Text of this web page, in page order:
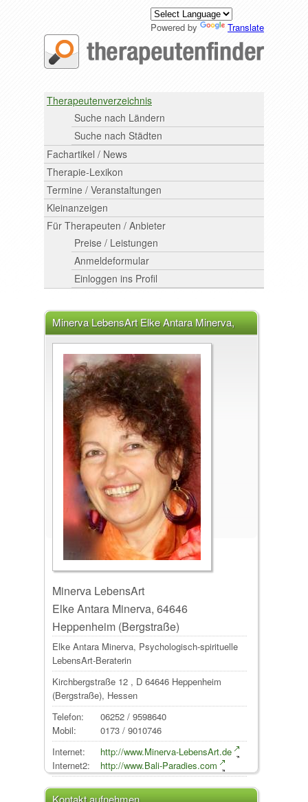
Powered by Translate
Therapeutenverzeichnis
Suche nach Ländern
Suche nach Städten
Fachartikel / News
Therapie-Lexikon
Termine / Veranstaltungen
Kleinanzeigen
Für Therapeuten / Anbieter
Preise / Leistungen
Anmeldeformular
Einloggen ins Profil
Minerva LebensArt Elke Antara Minerva,
64646 Heppenheim (Bergstraße)
Minerva LebensArt
Elke Antara Minerva, 64646
Heppenheim (Bergstraße)
Elke Antara Minerva, Psychologisch-spirituelle
LebensArt-Beraterin
Kirchbergstraße 12 , D 64646 Heppenheim
(Bergstraße), Hessen
Telefon:
06252 / 9598640
Mobil:
0173 / 9010746
Internet:
http://www.Minerva-LebensArt.de
Internet2:
http://www.Bali-Paradies.com
Kontakt aufnehmen